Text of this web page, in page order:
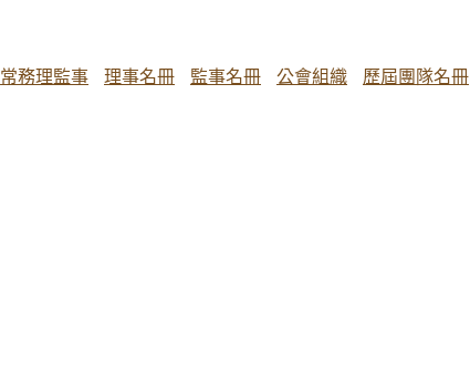
常務理監事 理事名冊 監事名冊 公會組織 歷屆團隊名冊